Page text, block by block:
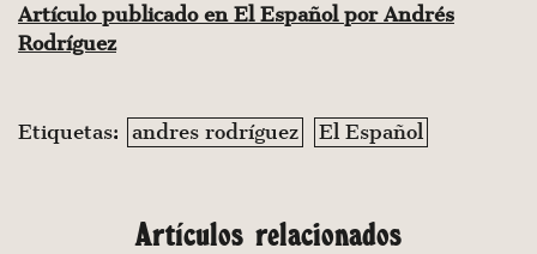
Artículo publicado en El Español por Andrés
Rodríguez
Etiquetas: andres rodríguez El Español
Artículos relacionados